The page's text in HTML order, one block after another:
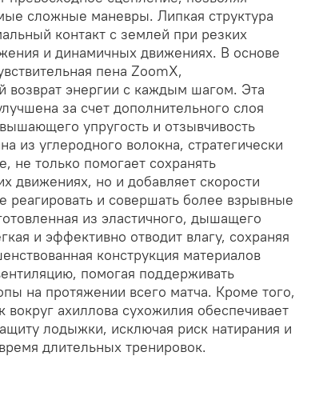
сложные маневры. Липкая структура
контакт с землей при резких
и динамичных движениях. В основе
пена ZoomX,
возврат энергии с каждым шагом. Эта
за счет дополнительного слоя
упругость и отзывчивость
из углеродного волокна, стратегически
только помогает сохранять
движениях, но и добавляет скорости
реагировать и совершать более взрывные
из эластичного, дышащего
и эффективно отводит влагу, сохраняя
конструкция материалов
помогая поддерживать
на протяжении всего матча. Кроме того,
ахиллова сухожилия обеспечивает
лодыжки, исключая риск натирания и
длительных тренировок.